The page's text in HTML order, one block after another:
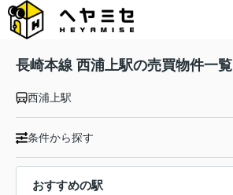
長崎本線 西浦上駅の売買物件一覧
西浦上駅
条件から探す
おすすめの駅